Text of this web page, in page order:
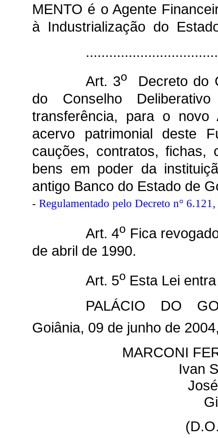
MENTO é o Agente
à Industrialização do
Art. 3o
Decreto do
do Conselho
transferência, para o novo
acervo patrimonial deste
cauções, contratos, fichas,
bens em poder da
antigo Banco do Estado de
- Regulamentado pelo Decreto n°
Art. 4o Fica
de abril de 1990.
Art. 5o Esta Lei
PALÁCIO DO
Goiânia, 09 de junho de
MARCONI
Ivan